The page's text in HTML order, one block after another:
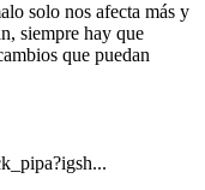
solo nos afecta más y
siempre hay que
que puedan